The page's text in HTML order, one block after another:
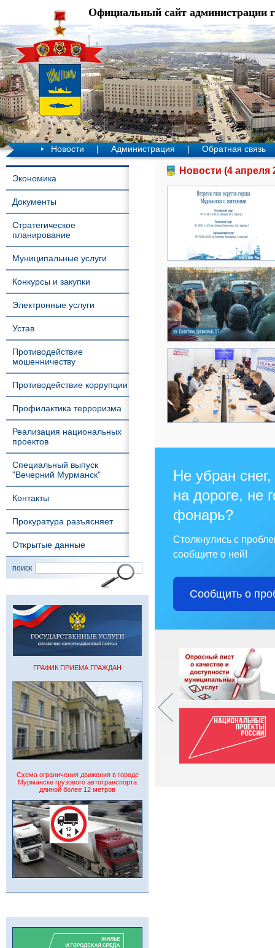
Официальный сайт администрации
Новости | Администрация | Обратная связь
Экономика
Документы
Стратегическое
планирование
Муниципальные услуги
Конкурсы и закупки
Электронные услуги
Устав
Противодействие
мошенничеству
Противодействие коррупции
Профилактика терроризма
Реализация национальных
проектов
Специальный выпуск
"Вечерний Мурманск"
Контакты
Прокуратура разъясняет
Открытые данные
поиск
ГРАФИК ПРИЕМА ГРАЖДАН
Схема ограничения движения в городе
Мурманске грузового автотранспорта
длиной более 12 метров
Новости (4 апреля
Не убран
на дороге, не
фонарь?
Столкнулись с
сообщите о ней!
Сообщить о